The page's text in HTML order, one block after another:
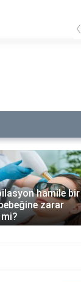
‹
hamile bir
bebeğine zarar